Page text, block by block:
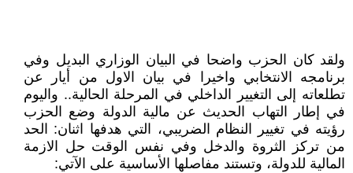
ولقد كان الحزب واضحا في البيان الوزاري البديل وفي
برنامجه الانتخابي واخيرا في بيان الاول من أيار عن
تطلعاته إلى التغيير الداخلي في المرحلة الحالية.. واليوم
في إطار التهاب الحديث عن مالية الدولة وضع الحزب
رؤيته في تغيير النظام الضريبي، التي هدفها اثنان: الحد
من تركز الثروة والدخل وفي نفس الوقت حل الازمة
المالية للدولة، وتستند مفاصلها الأساسية على الآتي: